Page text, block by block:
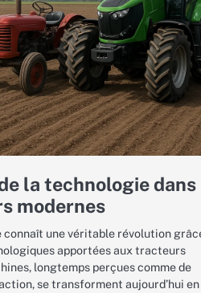
la technologie dans
modernes
connaît une véritable révolution
apportées aux tracteurs
longtemps perçues comme de
se transforment aujourd’hui en